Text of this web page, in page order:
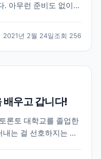
. 아무런 준비도 없이
학과들중에 저에게 맞
요한게 무엇인지 언제
2021년 2월 24일조회 256
배우고 갑니다!
론토 대학교를 졸업한
는 걸 선호하지는 않